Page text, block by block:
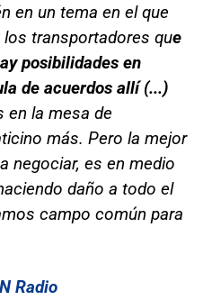
en un tema en el que
transportadores que
posibilidades en
de acuerdos allí (...)
en la mesa de
más. Pero la mejor
negociar, es en medio
daño a todo el
campo común para
Radio